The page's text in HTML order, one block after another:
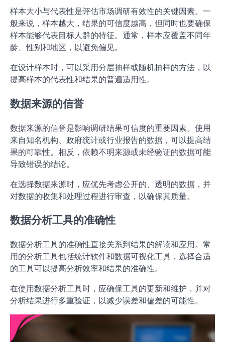
样本大小与代表性是评估市场调研有效性的关键因素。一
般来说，样本越大，结果的可信度越高，但同时也要确保
样本能够代表目标人群的特征。通常，样本应覆盖不同年
龄、性别和地区，以避免偏见。
在设计样本时，可以采用分层抽样或随机抽样的方法，以
提高样本的代表性和结果的普遍适用性。
数据来源的信誉
数据来源的信誉是影响调研结果可信度的重要因素。使用
来自知名机构、政府统计或行业报告的数据，可以提高结
果的可靠性。相反，依赖不明来源或未经验证的数据可能
导致错误的结论。
在选择数据来源时，应优先考虑公开的、透明的数据，并
对数据的收集和处理过程进行审查，以确保其质量。
数据分析工具的准确性
数据分析工具的准确性直接关系到结果的解读和应用。常
用的分析工具包括统计软件和数据可视化工具，选择合适
的工具可以提高分析效率和结果的准确性。
在使用数据分析工具时，应确保工具的更新和维护，并对
分析结果进行多重验证，以减少误差和偏差的可能性。